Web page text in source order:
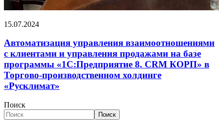
15.07.2024
Автоматизация управления взаимоотношениями
с клиентами и управления продажами на базе
программы «1С:Предприятие 8. CRM КОРП» в
Торгово-производственном холдинге
«Русклимат»
Поиск
Поиск